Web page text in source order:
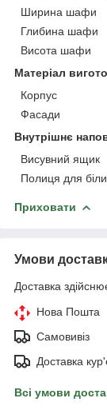
Ширина шафи
Глибина шафи
Висота шафи
Матеріал
Корпус
Фасади
Внутрішнє
Висувний ящик
Полиця для
Приховати
Умови
Доставка
Нова Пошта
Самовивіз
Доставка
Всі умови